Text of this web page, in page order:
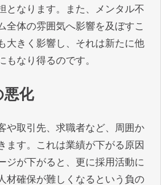
となります。また、メンタル不
全体の雰囲気へ影響を及ぼすこ
大きく影響し、それは新たに他
もなり得るのです。
悪化
や取引先、求職者など、周囲か
ます。これは業績が下がる原因
ジが下がると、更に採用活動に
材確保が難しくなるという負の